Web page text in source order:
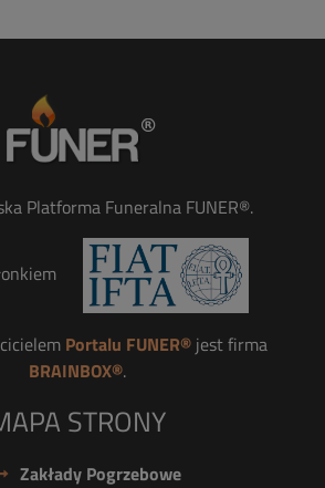
Platforma Funeralna FUNER®.
Portalu FUNER®jest firma
BRAINBOX®.
STRONY
Zakłady Pogrzebowe